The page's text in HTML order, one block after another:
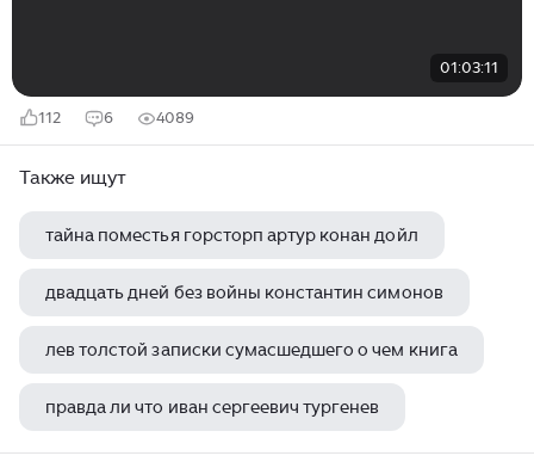
01:03:11
112 6 4089
Также ищут
тайна поместья горсторп артур конан дойл
двадцать дней без войны константин симонов
лев толстой записки сумасшедшего о чем книга
правда ли что иван сергеевич тургенев